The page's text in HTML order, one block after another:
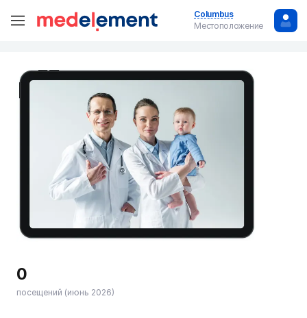
Columbus
Местоположение
0
посещений (июнь 2026)